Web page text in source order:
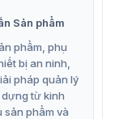
M-AC3(OS)
Sản phẩm
phẩm, phụ
bị an ninh,
pháp quản lý
từ kinh
sản phẩm và